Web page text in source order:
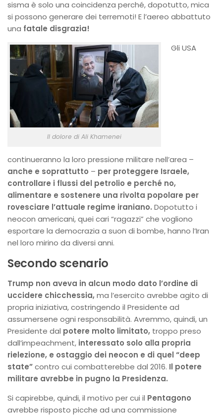
sisma è solo una coincidenza perché, dopotutto, mica
si possono generare dei terremoti! E l’aereo abbattuto
una fatale disgrazia!
Il dolore di Ali Khamenei
Gli USA
continueranno la loro pressione militare nell’area –
anche e soprattutto – per proteggere Israele,
controllare i flussi del petrolio e perché no,
alimentare e sostenere una rivolta popolare per
rovesciare l’attuale regime iraniano. Dopotutto i
neocon americani, quei cari “ragazzi” che vogliono
esportare la democrazia a suon di bombe, hanno l’Iran
nel loro mirino da diversi anni.
Secondo scenario
Trump non aveva in alcun modo dato l’ordine di
uccidere chicchessia,ma l’esercito avrebbe agito di
propria iniziativa, costringendo il Presidente ad
assumersene ogni responsabilità. Avremmo, quindi, un
Presidente dal potere molto limitato, troppo preso
dall’impeachment, interessato solo alla propria
rielezione, e ostaggio dei neocon e di quel “deep
state”contro cui combatterebbe dal 2016. Il potere
militare avrebbe in pugno la Presidenza.
Si capirebbe, quindi, il motivo per cui il Pentagono
avrebbe risposto picche ad una commissione